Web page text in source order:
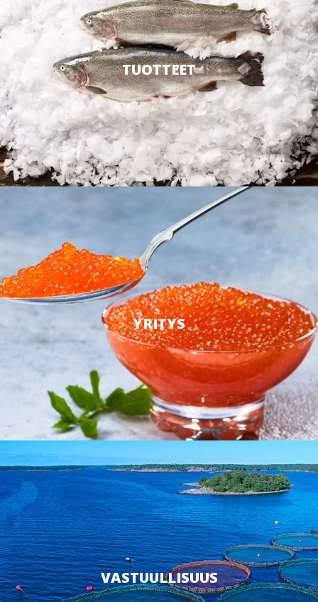
TUOTTEET
YRITYS
VASTUULLISUUS